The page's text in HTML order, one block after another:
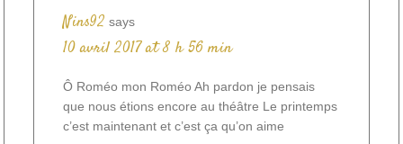
Nins92 says
10 avril 2017 at 8 h 56 min
Ô Roméo mon Roméo Ah pardon je pensais
que nous étions encore au théâtre Le printemps
c’est maintenant et c’est ça qu’on aime